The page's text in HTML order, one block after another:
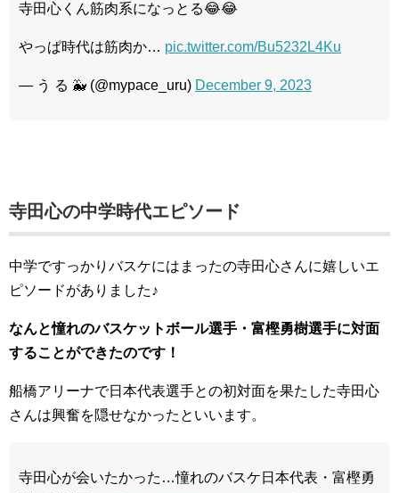
寺田心くん筋肉系になっとる😂😂
やっぱ時代は筋肉か… pic.twitter.com/Bu5232L4Ku
— う る 🐳 (@mypace_uru) December 9, 2023
寺田心の中学時代エピソード
中学ですっかりバスケにはまったの寺田心さんに嬉しいエ
ピソードがありました♪
なんと憧れのバスケットボール選手・富樫勇樹選手に対面
することができたのです！
船橋アリーナで日本代表選手との初対面を果たした寺田心
さんは興奮を隠せなかったといいます。
寺田心が会いたかった…憧れのバスケ日本代表・富樫勇